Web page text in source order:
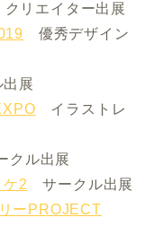
リエイター出展
優秀デザイン
展
イラストレ
クル出展
ケ2 サークル出展
ーPROJECT